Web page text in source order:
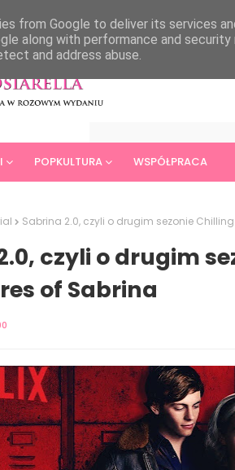
POPKULTURA WSPÓŁPRACA
Sabrina 2.0, czyli o drugim sezonie
czyli o drugim
of Sabrina
from Google to deliver its services
along with performance and
and address abuse.